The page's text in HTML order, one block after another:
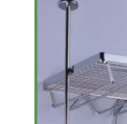
Bếp từ-Bếp hồng ngoại
Phụ kiện tủ bếp dưới
Giá để bát đĩa đa năng
Giá để dao thớt
Kệ để chất tẩy rửa
Kệ gia vị